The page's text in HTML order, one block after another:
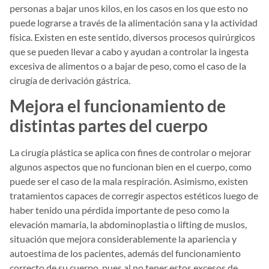
personas a bajar unos kilos, en los casos en los que esto no
puede lograrse a través de la alimentación sana y la actividad
física. Existen en este sentido, diversos procesos quirúrgicos
que se pueden llevar a cabo y ayudan a controlar la ingesta
excesiva de alimentos o a bajar de peso, como el caso de la
cirugía de derivación gástrica.
Mejora el funcionamiento de
distintas partes del cuerpo
La cirugía plástica se aplica con fines de controlar o mejorar
algunos aspectos que no funcionan bien en el cuerpo, como
puede ser el caso de la mala respiración. Asimismo, existen
tratamientos capaces de corregir aspectos estéticos luego de
haber tenido una pérdida importante de peso como la
elevación mamaria, la abdominoplastia o lifting de muslos,
situación que mejora considerablemente la apariencia y
autoestima de los pacientes, además del funcionamiento